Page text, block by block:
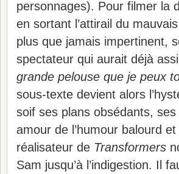
personnages). Pour filmer la
en sortant l’attirail du
plus que jamais impertinent,
spectateur qui aurait déjà
grande pelouse que je peux
sous-texte devient alors
soif ses plans obsédants,
amour de l’humour balourd
réalisateur de Transformers
Sam jusqu’à l’indigestion. Il